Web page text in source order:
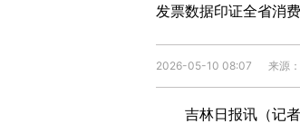
发票数据印证全省消
2026-05-10 08:07 来源：
吉林日报讯（记者